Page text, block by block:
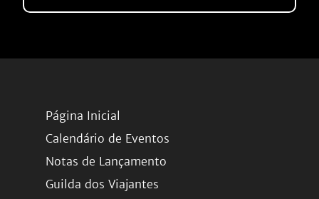
Página Inicial
Calendário de Eventos
Notas de Lançamento
Guilda dos Viajantes